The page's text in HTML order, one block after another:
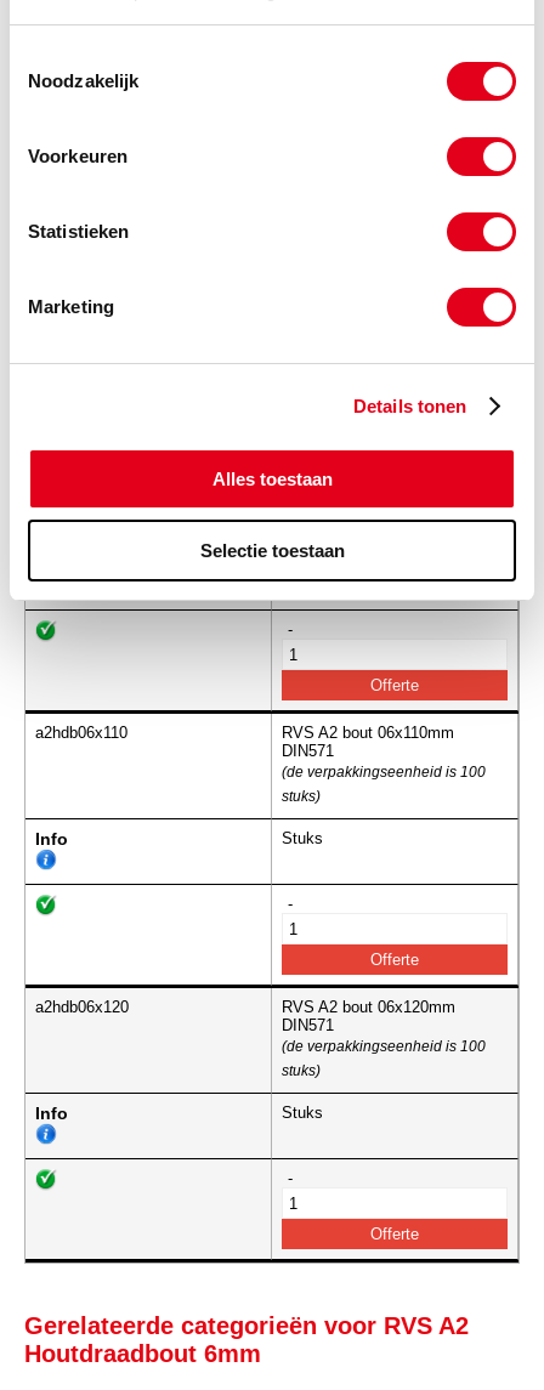
Noodzakelijk
Voorkeuren
Statistieken
Marketing
Details tonen
Alles toestaan
Selectie toestaan
(de verpakkingseenheid is 100
DIN571
stuks)
-
a2hdb06x110
RVS A2 bout 06x110mm
DIN571
(de verpakkingseenheid is 100
stuks)
Info Stuks
-
a2hdb06x120
RVS A2 bout 06x120mm
DIN571
(de verpakkingseenheid is 100
stuks)
Info Stuks
-
Gerelateerde categorieën voor RVS A2
Houtdraadbout 6mm